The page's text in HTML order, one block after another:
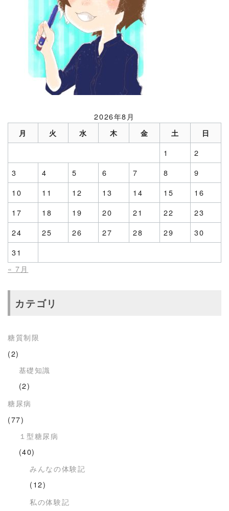
2026年8月
月 火 水 木 金 土 日
1
2
3
4 5 6 7 8
9
10
11 12 13 14 15
16
17
18 19 20 21 22
23
24
25 26 27 28 29
30
31
« 7月
カテゴリ
糖質制限
(2)
基礎知識
(2)
糖尿病
(77)
１型糖尿病
(40)
みんなの体験記
(12)
私の体験記